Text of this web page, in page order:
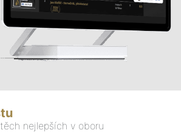
nejlepších v oboru